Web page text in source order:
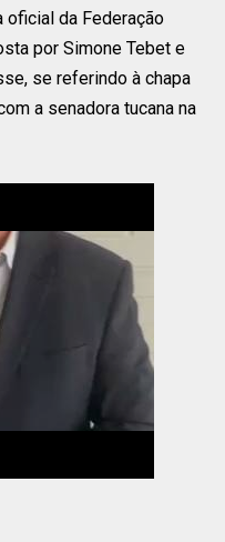
oficial da Federação
por Simone Tebet e
se referindo à chapa
a senadora tucana na